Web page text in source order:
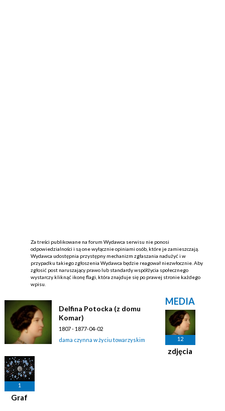
Za treści publikowane na forum Wydawca serwisu nie ponosi
odpowiedzialności i są one wyłącznie opiniami osób, które je zamieszczają.
Wydawca udostępnia przystępny mechanizm zgłaszania nadużyć i w
przypadku takiego zgłoszenia Wydawca będzie reagował niezwłocznie. Aby
zgłosić post naruszający prawo lub standardy współżycia społecznego
wystarczy kliknąć ikonę flagi, która znajduje się po prawej stronie każdego
wpisu.
Delfina Potocka (z domu
Komar)
1807 - 1877-04-02
dama czynna w życiu towarzyskim
MEDIA
12
zdjęcia
1
Graf